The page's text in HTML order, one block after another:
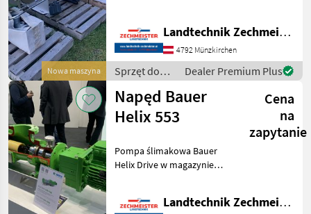
Nowa maszyna
Landtechnik Zechmeister GmbH & Co KG
4792 Münzkirchen
Sprzęt do
nawożenia i
nawadniania
/ Bauer
Dealer Premium Plus
Napęd Bauer
Helix 553
Cena
na
zapytanie
Pompa ślimakowa Bauer
Helix Drive w magazynie
gnojowicy
Landtechnik Zechmeister GmbH & Co KG